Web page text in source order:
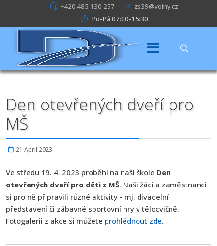
+420 485 130 257
zs39@volny.cz
Po-Pá 07:00-15:30
Den otevřených dveří pro
MŠ
21 April 2023
Ve středu 19. 4. 2023 proběhl na naší škole Den
otevřených dveří pro děti z MŠ. Naši žáci a zaměstnanci
si pro ně připravili různé aktivity - mj. divadelní
představení či zábavné sportovní hry v tělocvičně.
Fotogalerii z akce si můžete prohlédnout zde.